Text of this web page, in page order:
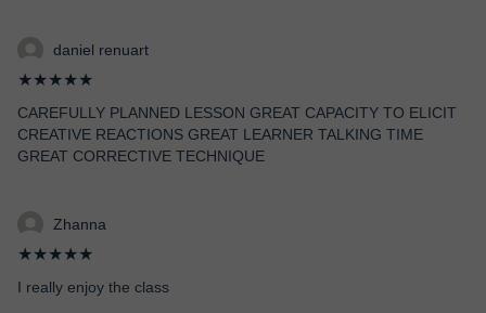
daniel renuart
★★★★★
CAREFULLY PLANNED LESSON GREAT CAPACITY TO ELICIT
CREATIVE REACTIONS GREAT LEARNER TALKING TIME
GREAT CORRECTIVE TECHNIQUE
Zhanna
★★★★★
I really enjoy the class